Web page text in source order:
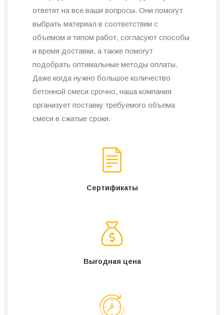
ответят на все ваши вопросы. Они помогут
выбрать материал в соответствии с
объемом и типом работ, согласуют способы
и время доставки, а также помогут
подобрать оптимальные методы оплаты.
Даже когда нужно большое количество
бетонной смеси срочно, наша компания
организует поставку требуемого объема
смеси в сжатые сроки.
Сертификаты
Выгодная цена